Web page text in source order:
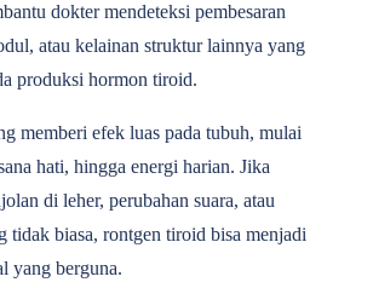
dokter mendeteksi pembesaran
atau kelainan struktur lainnya yang
produksi hormon tiroid.
memberi efek luas pada tubuh, mulai
hati, hingga energi harian. Jika
di leher, perubahan suara, atau
tidak biasa, rontgen tiroid bisa menjadi
yang berguna.